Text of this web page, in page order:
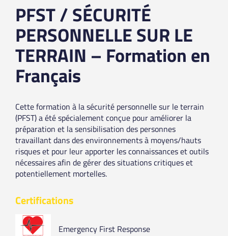
PFST / SÉCURITÉ
PERSONNELLE SUR LE
TERRAIN – Formation en
Français
Cette formation à la sécurité personnelle sur le terrain
(PFST) a été spécialement conçue pour améliorer la
préparation et la sensibilisation des personnes
travaillant dans des environnements à moyens/hauts
risques et pour leur apporter les connaissances et outils
nécessaires afin de gérer des situations critiques et
potentiellement mortelles.
Certifications
Emergency First Response